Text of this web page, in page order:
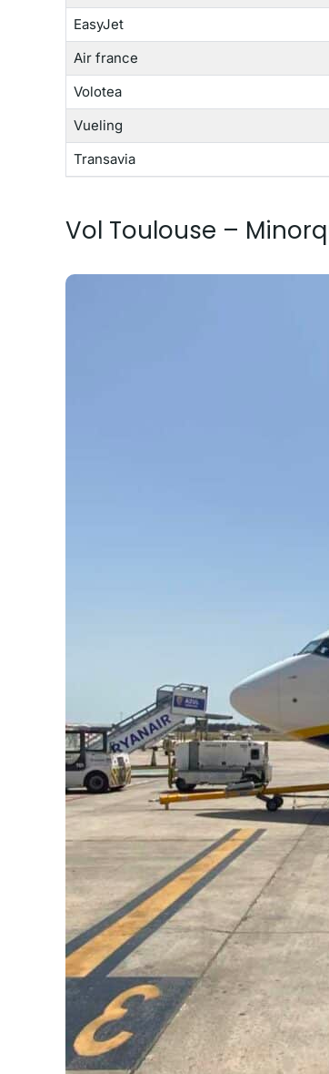
EasyJet
Air france
Volotea
Vueling
Transavia
Vol Toulouse –